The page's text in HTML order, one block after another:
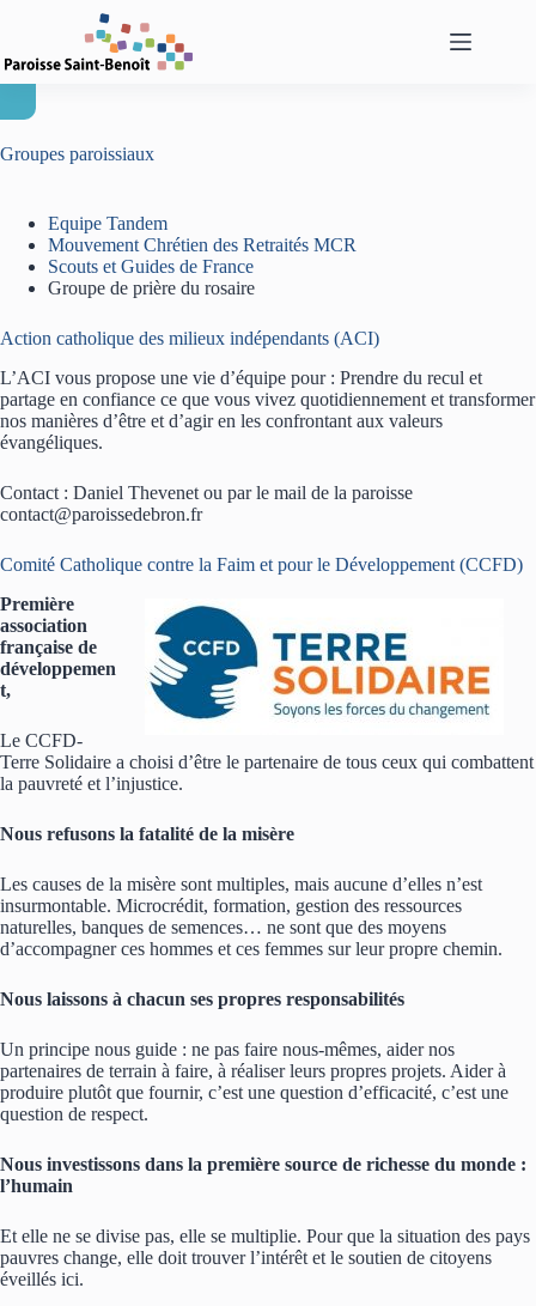
Groupes paroissiaux
Equipe Tandem
Mouvement Chrétien des Retraités MCR
Scouts et Guides de France
Groupe de prière du rosaire
Action catholique des milieux indépendants (ACI)
L’ACI vous propose une vie d’équipe pour : Prendre du recul et
partage en confiance ce que vous vivez quotidiennement et transformer
nos manières d’être et d’agir en les confrontant aux valeurs
évangéliques.
Contact : Daniel Thevenet ou par le mail de la paroisse
contact@paroissedebron.fr
Comité Catholique contre la Faim et pour le Développement (CCFD)
Première
association
française de
développemen
t,
Le CCFD-
Terre Solidaire a choisi d’être le partenaire de tous ceux qui combattent
la pauvreté et l’injustice.
Nous refusons la fatalité de la misère
Les causes de la misère sont multiples, mais aucune d’elles n’est
insurmontable. Microcrédit, formation, gestion des ressources
naturelles, banques de semences… ne sont que des moyens
d’accompagner ces hommes et ces femmes sur leur propre chemin.
Nous laissons à chacun ses propres responsabilités
Un principe nous guide : ne pas faire nous-mêmes, aider nos
partenaires de terrain à faire, à réaliser leurs propres projets. Aider à
produire plutôt que fournir, c’est une question d’efficacité, c’est une
question de respect.
Nous investissons dans la première source de richesse du monde :
l’humain
Et elle ne se divise pas, elle se multiplie. Pour que la situation des pays
pauvres change, elle doit trouver l’intérêt et le soutien de citoyens
éveillés ici.